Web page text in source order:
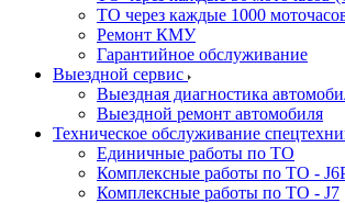
ТО через каждые 1000
Ремонт КМУ
Гарантийное обслуживание
Выездной сервис
Выездная диагностика
Выездной ремонт автомобиля
Техническое обслуживание
Единичные работы по ТО
Комплексные работы по ТО -
Комплексные работы по ТО - J7